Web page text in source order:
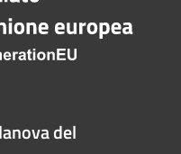
del